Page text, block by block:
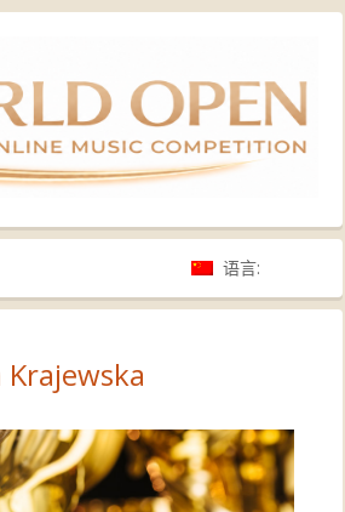
语言: